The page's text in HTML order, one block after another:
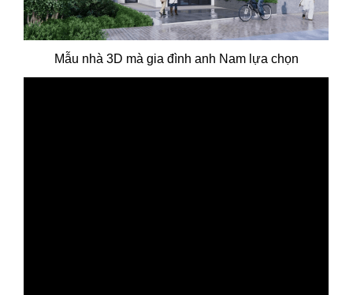
Mẫu nhà 3D mà gia đình anh Nam lựa chọn